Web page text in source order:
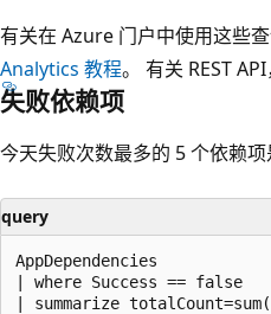
有关在 Azure 门户中使用这些
Analytics 教程。 有关 REST
失败依赖项
今天失败次数最多的 5 个依赖项
query
AppDependencies
| where Success == false
| summarize